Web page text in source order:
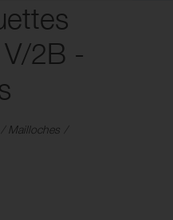
2B -
Mailloches